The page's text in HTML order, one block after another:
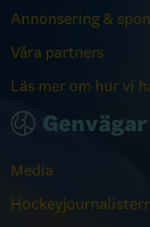
Annonsering &
Våra partners
Läs mer om hur vi
Genvägar
Media